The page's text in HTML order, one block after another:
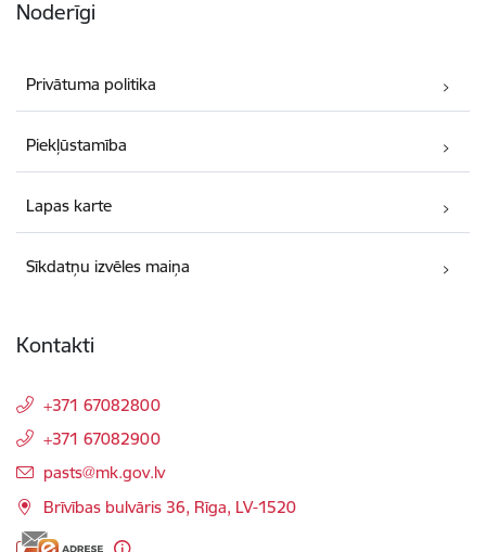
Noderīgi
Privātuma politika
Piekļūstamība
Lapas karte
Sīkdatņu izvēles maiņa
Kontakti
+371 67082800
+371 67082900
E-pasts:
pasts@mk.gov.lv
Brīvības bulvāris 36, Rīga, LV-1520